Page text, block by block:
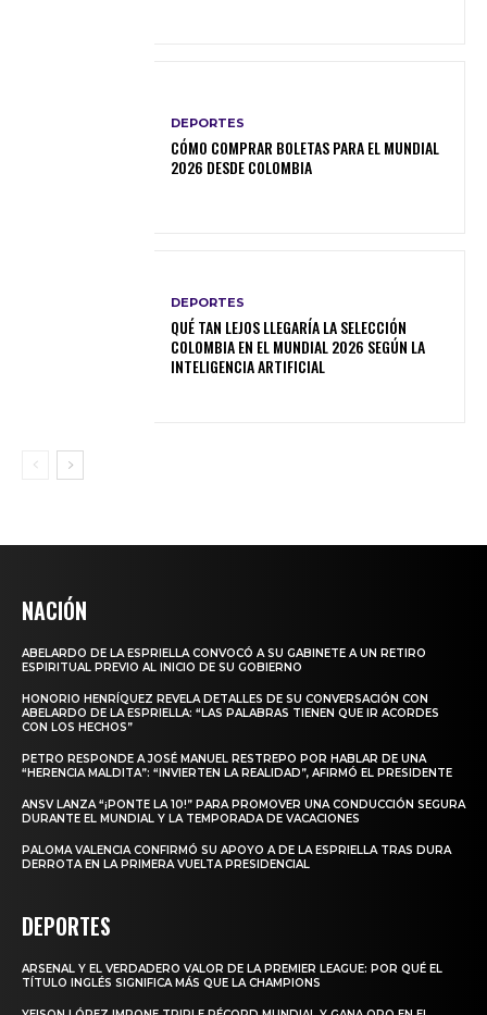
DEPORTES
CÓMO COMPRAR BOLETAS PARA EL MUNDIAL
2026 DESDE COLOMBIA
DEPORTES
QUÉ TAN LEJOS LLEGARÍA LA SELECCIÓN
COLOMBIA EN EL MUNDIAL 2026 SEGÚN LA
INTELIGENCIA ARTIFICIAL
NACIÓN
ABELARDO DE LA ESPRIELLA CONVOCÓ A SU GABINETE A UN RETIRO
ESPIRITUAL PREVIO AL INICIO DE SU GOBIERNO
HONORIO HENRÍQUEZ REVELA DETALLES DE SU CONVERSACIÓN CON
ABELARDO DE LA ESPRIELLA: “LAS PALABRAS TIENEN QUE IR ACORDES
CON LOS HECHOS”
PETRO RESPONDE A JOSÉ MANUEL RESTREPO POR HABLAR DE UNA
“HERENCIA MALDITA”: “INVIERTEN LA REALIDAD”, AFIRMÓ EL PRESIDENTE
ANSV LANZA “¡PONTE LA 10!” PARA PROMOVER UNA CONDUCCIÓN SEGURA
DURANTE EL MUNDIAL Y LA TEMPORADA DE VACACIONES
PALOMA VALENCIA CONFIRMÓ SU APOYO A DE LA ESPRIELLA TRAS DURA
DERROTA EN LA PRIMERA VUELTA PRESIDENCIAL
DEPORTES
ARSENAL Y EL VERDADERO VALOR DE LA PREMIER LEAGUE: POR QUÉ EL
TÍTULO INGLÉS SIGNIFICA MÁS QUE LA CHAMPIONS